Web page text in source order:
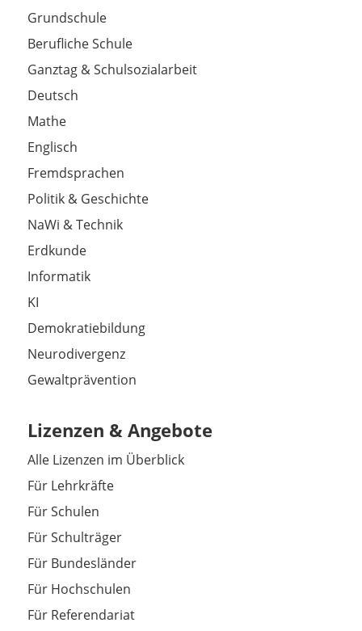
Grundschule
Berufliche Schule
Ganztag & Schulsozialarbeit
Deutsch
Mathe
Englisch
Fremdsprachen
Politik & Geschichte
NaWi & Technik
Erdkunde
Informatik
KI
Demokratiebildung
Neurodivergenz
Gewaltprävention
Lizenzen & Angebote
Alle Lizenzen im Überblick
Für Lehrkräfte
Für Schulen
Für Schulträger
Für Bundesländer
Für Hochschulen
Für Referendariat